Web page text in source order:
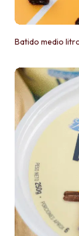
Batido medio